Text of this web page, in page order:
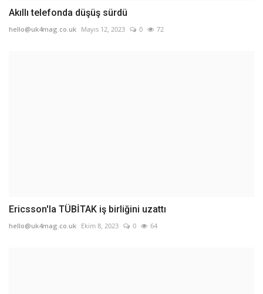
Akıllı telefonda düşüş sürdü
hello@uk4mag.co.uk Mayıs 12, 2023 0 72
Ericsson'la TÜBİTAK iş birliğini uzattı
hello@uk4mag.co.uk Ekim 8, 2023 0 64